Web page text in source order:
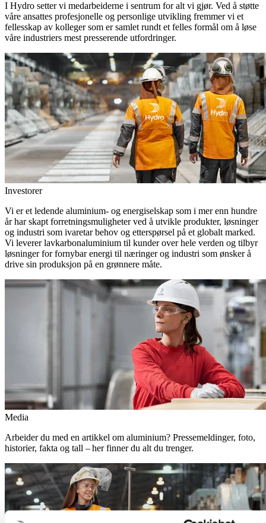
I Hydro setter vi medarbeiderne i sentrum for alt vi gjør. Ved å støtte
våre ansattes profesjonelle og personlige utvikling fremmer vi et
fellesskap av kolleger som er samlet rundt et felles formål om å løse
våre industriers mest presserende utfordringer.
Investorer
Vi er et ledende aluminium- og energiselskap som i mer enn hundre
år har skapt forretningsmuligheter ved å utvikle produkter, løsninger
og industri som ivaretar behov og etterspørsel på et globalt marked.
Vi leverer lavkarbonaluminium til kunder over hele verden og tilbyr
løsninger for fornybar energi til næringer og industri som ønsker å
drive sin produksjon på en grønnere måte.
Media
Arbeider du med en artikkel om aluminium? Pressemeldinger, foto,
historier, fakta og tall – her finner du alt du trenger.